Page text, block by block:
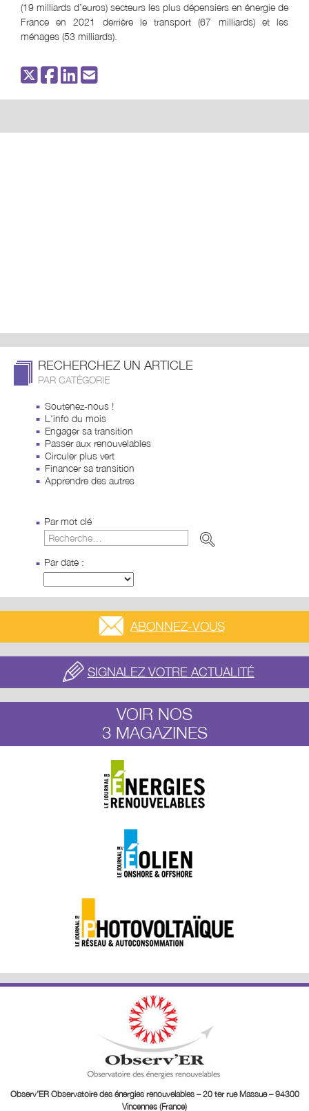
(19 milliards d’euros) secteurs les plus dépensiers en énergie de
France en 2021 derrière le transport (67 milliards) et les
ménages (53 milliards).
RECHERCHEZ UN ARTICLE
PAR CATÉGORIE
Soutenez-nous !
L'info du mois
Engager sa transition
Passer aux renouvelables
Circuler plus vert
Financer sa transition
Apprendre des autres
Par mot clé
Par date :
ABONNEZ-VOUS
SIGNALEZ VOTRE ACTUALITÉ
VOIR NOS
3 MAGAZINES
Observ’ER Observatoire des énergies renouvelables – 20 ter rue Massue – 94300
Vincennes (France)